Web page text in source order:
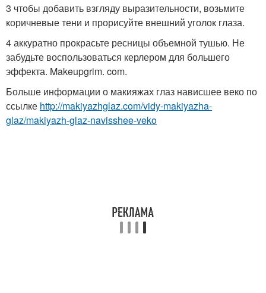
3 чтобы добавить взгляду выразительности, возьмите
коричневые тени и прорисуйте внешний уголок глаза.
4 аккуратно прокрасьте ресницы объемной тушью. Не
забудьте воспользоваться керлером для большего
эффекта. Makeupgrim. com.
Больше информации о макияжах глаз нависшее веко по
ссылке http://makiyazhglaz.com/vidy-makiyazha-
glaz/makiyazh-glaz-navisshee-veko